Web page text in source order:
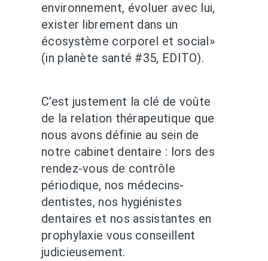
environnement, évoluer avec lui,
exister librement dans un
écosystème corporel et social»
(in planète santé #35, EDITO).
C’est justement la clé de voûte
de la relation thérapeutique que
nous avons définie au sein de
notre cabinet dentaire : lors des
rendez-vous de contrôle
périodique, nos médecins-
dentistes, nos hygiénistes
dentaires et nos assistantes en
prophylaxie vous conseillent
judicieusement.